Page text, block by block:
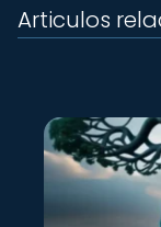
Articulos